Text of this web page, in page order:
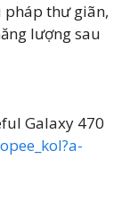
pháp thư giãn,
lượng sau
Galaxy 470